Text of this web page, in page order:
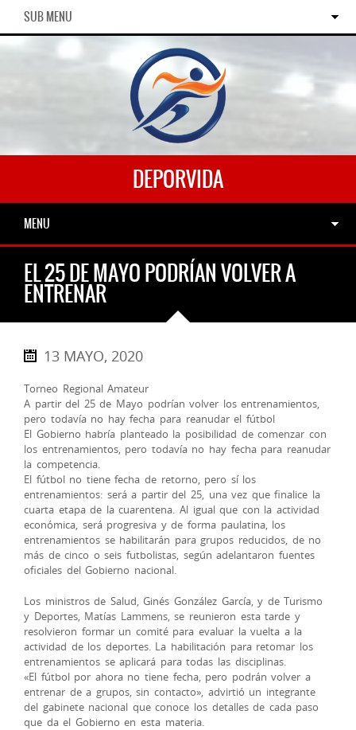
SUB MENU
DEPORVIDA
MENU
EL 25 DE MAYO PODRÍAN VOLVER A
ENTRENAR
13 MAYO, 2020
Torneo Regional Amateur
A partir del 25 de Mayo podrían volver los entrenamientos,
pero todavía no hay fecha para reanudar el fútbol
El Gobierno habría planteado la posibilidad de comenzar con
los entrenamientos, pero todavía no hay fecha para reanudar
la competencia.
El fútbol no tiene fecha de retorno, pero sí los
entrenamientos: será a partir del 25, una vez que finalice la
cuarta etapa de la cuarentena. Al igual que con la actividad
económica, será progresiva y de forma paulatina, los
entrenamientos se habilitarán para grupos reducidos, de no
más de cinco o seis futbolistas, según adelantaron fuentes
oficiales del Gobierno nacional.
Los ministros de Salud, Ginés González García, y de Turismo
y Deportes, Matías Lammens, se reunieron esta tarde y
resolvieron formar un comité para evaluar la vuelta a la
actividad de los deportes. La habilitación para retomar los
entrenamientos se aplicará para todas las disciplinas.
«El fútbol por ahora no tiene fecha, pero podrán volver a
entrenar de a grupos, sin contacto», advirtió un integrante
del gabinete nacional que conoce los detalles de cada paso
que da el Gobierno en esta materia.